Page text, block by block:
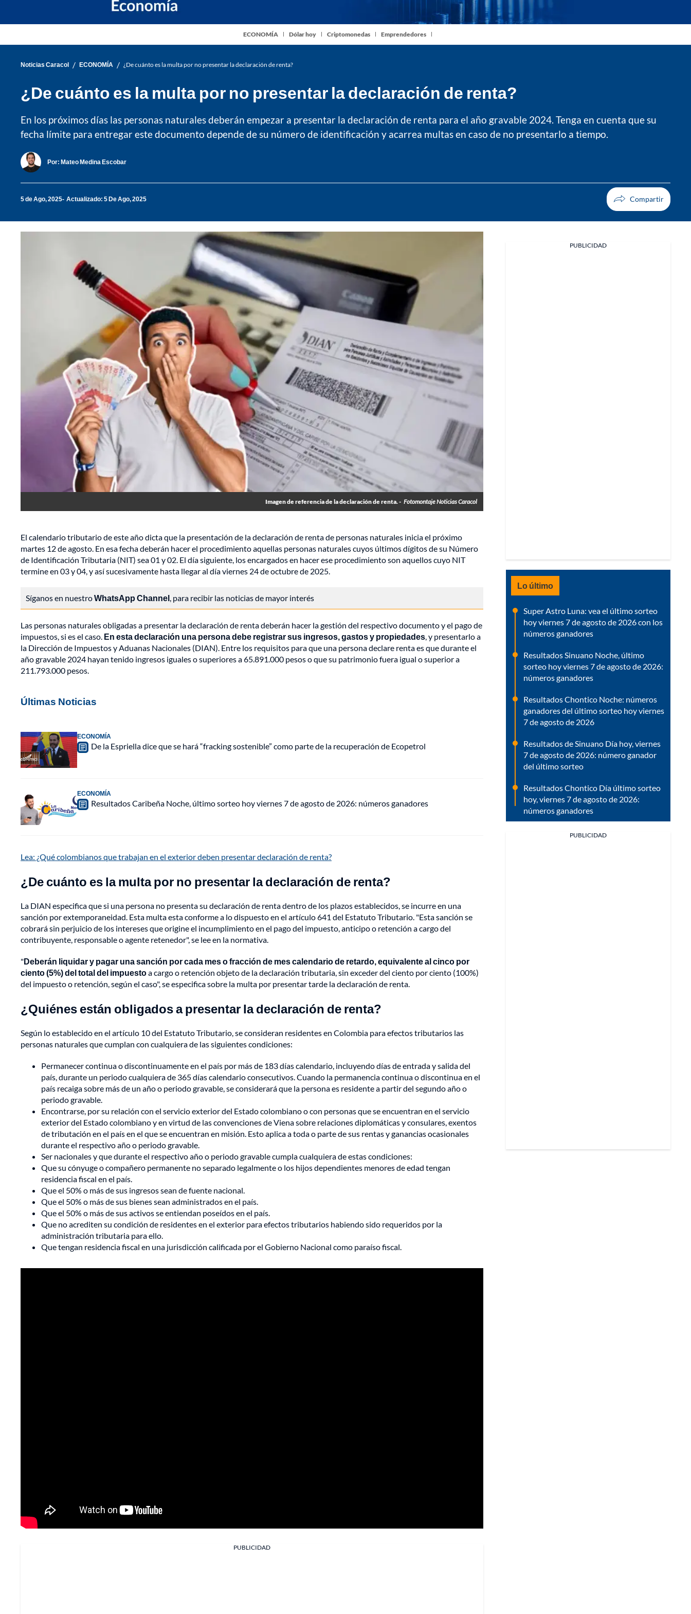
ECONOMÍA Dólar hoy Criptomonedas Emprendedores
Noticias Caracol / ECONOMÍA / ¿De cuánto es la multa por no presentar la declaración de renta?
¿De cuánto es la multa por no presentar la declaración de renta?
En los próximos días las personas naturales deberán empezar a presentar la declaración de renta para el año gravable 2024. Tenga en cuenta que su
fecha límite para entregar este documento depende de su número de identificación y acarrea multas en caso de no presentarlo a tiempo.
Por: Mateo Medina Escobar
5 de Ago, 2025 Actualizado: 5 De Ago, 2025
Imagen de referencia de la declaración de renta. - Fotomontaje Noticias Caracol
El calendario tributario de este año dicta que la presentación de la declaración de renta de personas naturales inicia el próximo
martes 12 de agosto. En esa fecha deberán hacer el procedimiento aquellas personas naturales cuyos últimos dígitos de su Número
de Identificación Tributaria (NIT) sea 01 y 02. El día siguiente, los encargados en hacer ese procedimiento son aquellos cuyo NIT
termine en 03 y 04, y así sucesivamente hasta llegar al día viernes 24 de octubre de 2025.
Síganos en nuestroWhatsApp Channel, para recibir las noticias de mayor interés
Las personas naturales obligadas a presentar la declaración de renta deberán hacer la gestión del respectivo documento y el pago de
impuestos, si es el caso. En esta declaración una persona debe registrar sus ingresos, gastos y propiedades, y presentarlo a
la Dirección de Impuestos y Aduanas Nacionales (DIAN). Entre los requisitos para que una persona declare renta es que durante el
año gravable 2024 hayan tenido ingresos iguales o superiores a 65.891.000 pesos o que su patrimonio fuera igual o superior a
211.793.000 pesos.
Últimas Noticias
ECONOMÍA
De la Espriella dice que se hará “fracking sostenible” como parte de la recuperación de Ecopetrol
ECONOMÍA
Resultados Caribeña Noche, último sorteo hoy viernes 7 de agosto de 2026: números ganadores
Lea: ¿Qué colombianos que trabajan en el exterior deben presentar declaración de renta?
¿De cuánto es la multa por no presentar la declaración de renta?
La DIAN especifica que si una persona no presenta su declaración de renta dentro de los plazos establecidos, se incurre en una
sanción por extemporaneidad. Esta multa esta conforme a lo dispuesto en el artículo 641 del Estatuto Tributario. "Esta sanción se
cobrará sin perjuicio de los intereses que origine el incumplimiento en el pago del impuesto, anticipo o retención a cargo del
contribuyente, responsable o agente retenedor", se lee en la normativa.
"Deberán liquidar y pagar una sanción por cada mes o fracción de mes calendario de retardo, equivalente al cinco por
ciento (5%) del total del impuestoa cargo o retención objeto de la declaración tributaria, sin exceder del ciento por ciento (100%)
del impuesto o retención, según el caso", se especifica sobre la multa por presentar tarde la declaración de renta.
¿Quiénes están obligados a presentar la declaración de renta?
Según lo establecido en el artículo 10 del Estatuto Tributario, se consideran residentes en Colombia para efectos tributarios las
personas naturales que cumplan con cualquiera de las siguientes condiciones:
Permanecer continua o discontinuamente en el país por más de 183 días calendario, incluyendo días de entrada y salida del
país, durante un periodo cualquiera de 365 días calendario consecutivos. Cuando la permanencia continua o discontinua en el
país recaiga sobre más de un año o periodo gravable, se considerará que la persona es residente a partir del segundo año o
periodo gravable.
Encontrarse, por su relación con el servicio exterior del Estado colombiano o con personas que se encuentran en el servicio
exterior del Estado colombiano y en virtud de las convenciones de Viena sobre relaciones diplomáticas y consulares, exentos
de tributación en el país en el que se encuentran en misión. Esto aplica a toda o parte de sus rentas y ganancias ocasionales
durante el respectivo año o periodo gravable.
Ser nacionales y que durante el respectivo año o periodo gravable cumpla cualquiera de estas condiciones:
Que su cónyuge o compañero permanente no separado legalmente o los hijos dependientes menores de edad tengan
residencia fiscal en el país.
Que el 50% o más de sus ingresos sean de fuente nacional.
Que el 50% o más de sus bienes sean administrados en el país.
Que el 50% o más de sus activos se entiendan poseídos en el país.
Que no acrediten su condición de residentes en el exterior para efectos tributarios habiendo sido requeridos por la
administración tributaria para ello.
Que tengan residencia fiscal en una jurisdicción calificada por el Gobierno Nacional como paraíso fiscal.
PUBLICIDAD
PUBLICIDAD
Lo último
Super Astro Luna: vea el último sorteo
hoy viernes 7 de agosto de 2026 con los
números ganadores
Resultados Sinuano Noche, último
sorteo hoy viernes 7 de agosto de 2026:
números ganadores
Resultados Chontico Noche: números
ganadores del último sorteo hoy viernes
7 de agosto de 2026
Resultados de Sinuano Día hoy, viernes
7 de agosto de 2026: número ganador
del último sorteo
Resultados Chontico Día último sorteo
hoy, viernes 7 de agosto de 2026:
números ganadores
PUBLICIDAD